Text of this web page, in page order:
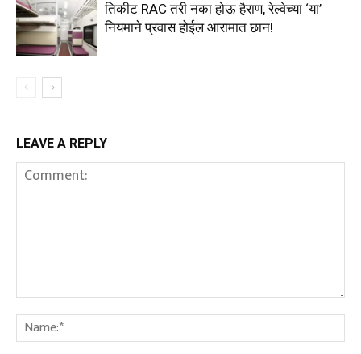
तिकीट RAC तरी नका होऊ हैराण, रेल्वेच्या ‘या’
नियमाने प्रवास होईल आरामात छान!
LEAVE A REPLY